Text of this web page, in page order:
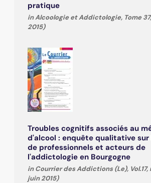
pratique
in Alcoologie et Addictologie, Tome 37,
2015)
Troubles cognitifs associés au
d'alcool : enquête qualitative
de professionnels et acteurs de
l'addictologie en Bourgogne
in Courrier des Addictions (Le),
juin 2015)